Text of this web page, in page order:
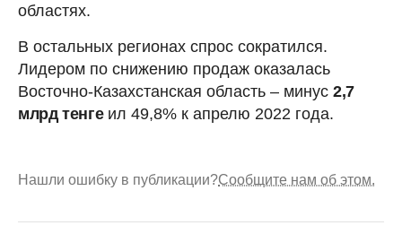
областях.
В остальных регионах спрос сократился.
Лидером по снижению продаж оказалась
Восточно-Казахстанская область – минус 2,7
млрд тенгеил 49,8% к апрелю 2022 года.
Нашли ошибку в публикации?Сообщите нам об этом.